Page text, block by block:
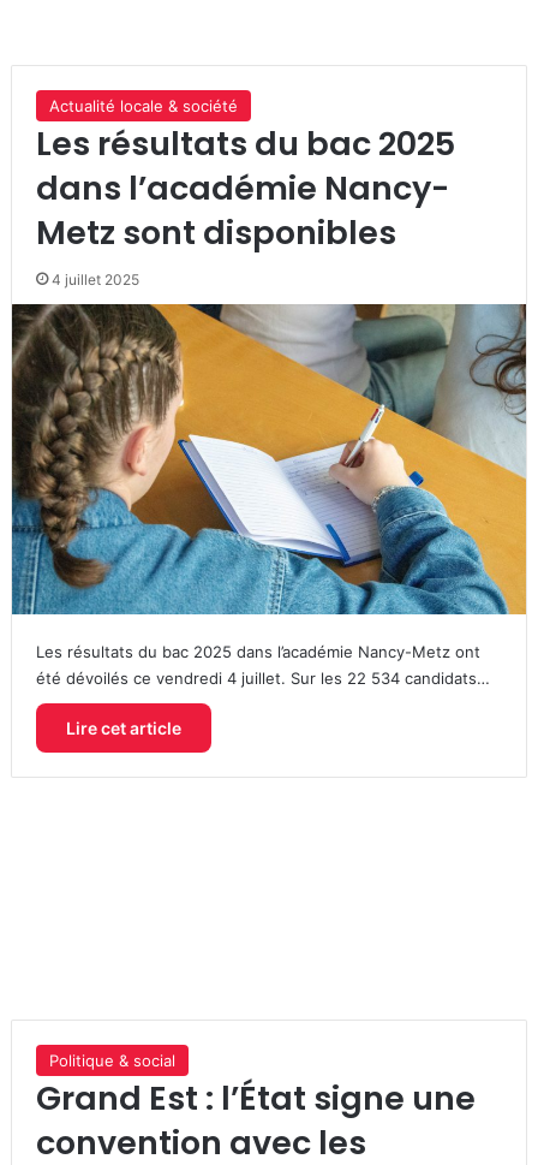
Actualité locale & société
Les résultats du bac 2025
dans l’académie Nancy-
Metz sont disponibles
4 juillet 2025
Les résultats du bac 2025 dans l’académie Nancy-Metz ont
été dévoilés ce vendredi 4 juillet. Sur les 22 534 candidats…
Lire cet article
Politique & social
Grand Est : l’État signe une
convention avec les